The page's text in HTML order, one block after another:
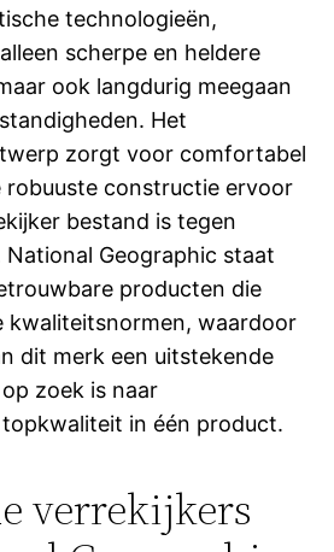
technologieën,
scherpe en heldere
ook langdurig meegaan
Het
zorgt voor comfortabel
robuuste constructie ervoor
bestand is tegen
Geographic staat
producten die
kwaliteitsnormen, waardoor
dit merk een uitstekende
zoek is naar
in één product.
verrekijkers